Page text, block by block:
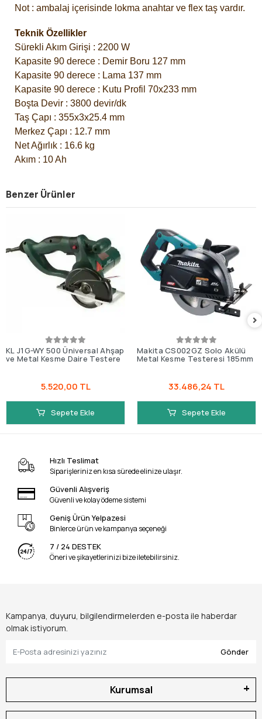
Not : ambalaj içerisinde lokma anahtar ve flex taş vardır.
Teknik Özellikler
Sürekli Akım Girişi : 2200 W
Kapasite 90 derece : Demir Boru 127 mm
Kapasite 90 derece : Lama 137 mm
Kapasite 90 derece : Kutu Profil 70x233 mm
Boşta Devir : 3800 devir/dk
Taş Çapı : 355x3x25.4 mm
Merkez Çapı : 12.7 mm
Net Ağırlık : 16.6 kg
Akım : 10 Ah
Benzer Ürünler
KL J1G-WY 500 Üniversal Ahşap
ve Metal Kesme Daire Testere
5.520,00 TL
Sepete Ekle
Makita CS002GZ Solo Akülü
Metal Kesme Testeresi 185mm
33.486,24 TL
Sepete Ekle
Hızlı Teslimat
Siparişleriniz en kısa sürede elinize ulaşır.
Güvenli Alışveriş
Güvenli ve kolay ödeme sistemi
Geniş Ürün Yelpazesi
Binlerce ürün ve kampanya seçeneği
7 / 24 DESTEK
Öneri ve şikayetlerinizi bize iletebilirsiniz.
Kampanya, duyuru, bilgilendirmelerden e-posta ile haberdar
olmak istiyorum.
Gönder
Kurumsal